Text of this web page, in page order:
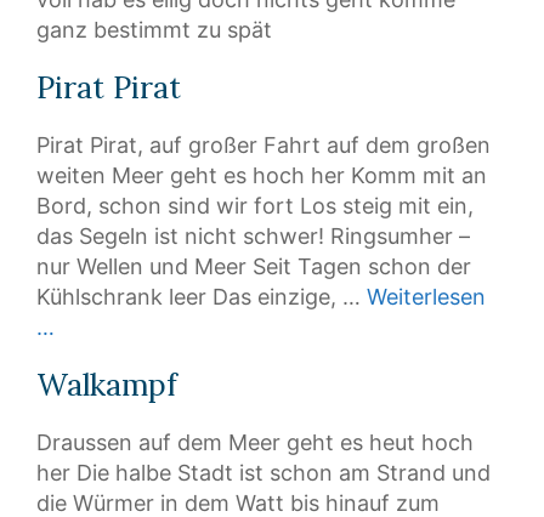
ganz bestimmt zu spät
Pirat Pirat
Pirat Pirat, auf großer Fahrt auf dem großen
weiten Meer geht es hoch her Komm mit an
Bord, schon sind wir fort Los steig mit ein,
das Segeln ist nicht schwer! Ringsumher –
nur Wellen und Meer Seit Tagen schon der
Kühlschrank leer Das einzige, … Weiterlesen
…
Walkampf
Draussen auf dem Meer geht es heut hoch
her Die halbe Stadt ist schon am Strand und
die Würmer in dem Watt bis hinauf zum